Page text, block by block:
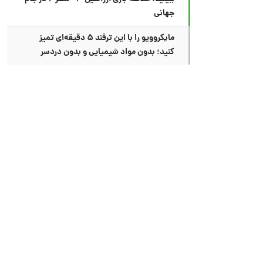
جهانی
مایکروویو را با این ترفند ۵ دقیقه‌ای تمیز
کنید؛ بدون مواد شیمیایی و بدون دردسر